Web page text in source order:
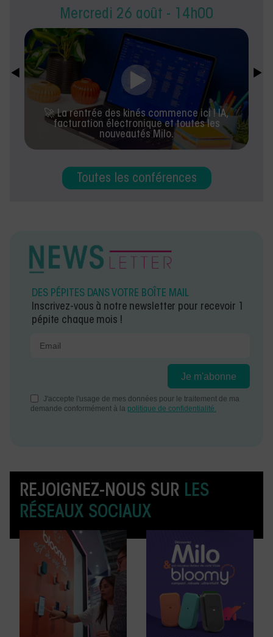
Mercredi 26 août - 14h00
🚀 La rentrée des kinés commence ici ! IA,
facturation électronique et toutes les
nouveautés Milo.
Toutes les conférences
DES PÉPITES DANS VOTRE BOÎTE MAIL
Inscrivez-vous à notre newsletter pour recevoir 1
pépite chaque mois !
REJOIGNEZ-NOUS SUR LES
RÉSEAUX SOCIAUX